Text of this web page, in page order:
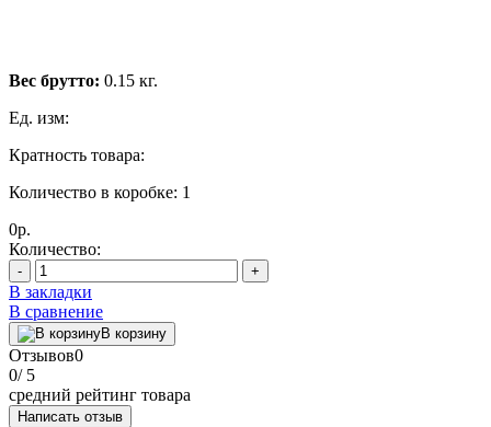
Вес брутто: 0.15 кг.
Ед. изм:
Кратность товара:
Количество в коробке: 1
0р.
Количество:
- +
В закладки
В сравнение
В корзину
Отзывов0
0/ 5
средний рейтинг товара
Написать отзыв